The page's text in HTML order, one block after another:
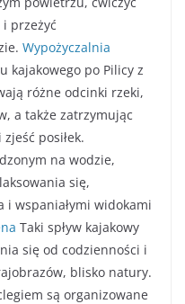
przeżyć
Wypożyczalnia
kajakowego po Pilicy z
różne odcinki rzeki,
a także zatrzymując
posiłek.
na wodzie,
się,
i wspaniałymi widokami
Taki spływ kajakowy
się od codzienności i
blisko natury.
są organizowane